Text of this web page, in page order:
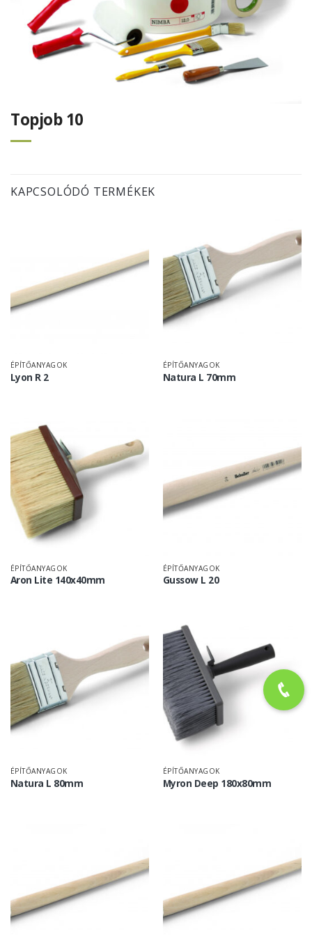
Topjob 10
KAPCSOLÓDÓ TERMÉKEK
ÉPÍTŐANYAGOK
Lyon R 2
ÉPÍTŐANYAGOK
Natura L 70mm
ÉPÍTŐANYAGOK
Aron Lite 140x40mm
ÉPÍTŐANYAGOK
Gussow L 20
ÉPÍTŐANYAGOK
Natura L 80mm
ÉPÍTŐANYAGOK
Myron Deep 180x80mm